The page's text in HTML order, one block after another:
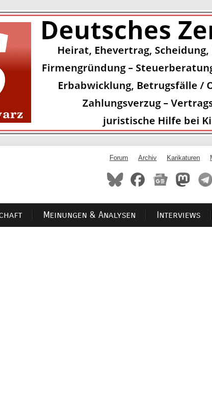
Forum Archiv Karikaturen
Meinungen & Analysen Interviews